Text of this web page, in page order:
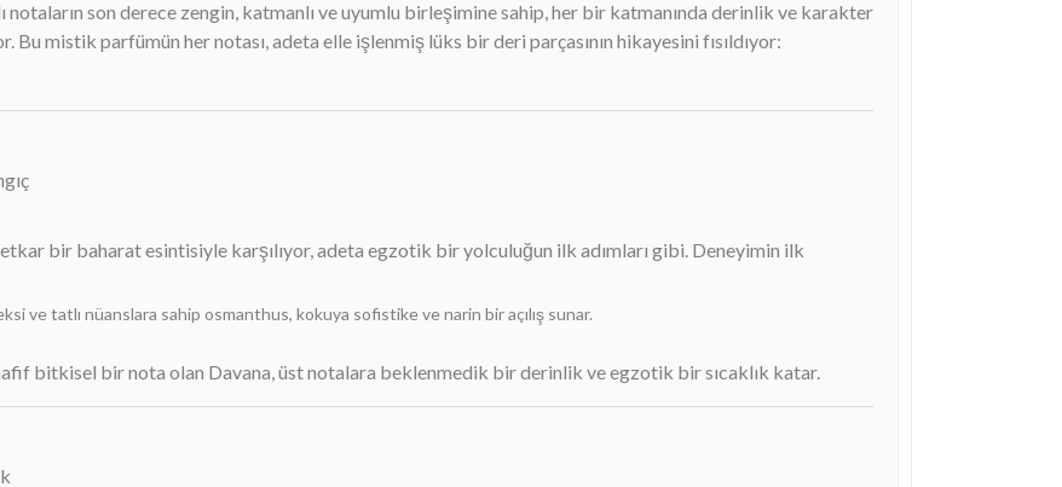
notaların son derece zengin, katmanlı ve uyumlu birleşimine sahip, her bir katmanında derinlik ve karakter
mistik parfümün her notası, adeta elle işlenmiş lüks bir deri parçasının hikayesini fısıldıyor:
bir baharat esintisiyle karşılıyor, adeta egzotik bir yolculuğun ilk adımları gibi. Deneyimin ilk
ve tatlı nüanslara sahip osmanthus, kokuya sofistike ve narin bir açılış sunar.
bitkisel bir nota olan Davana, üst notalara beklenmedik bir derinlik ve egzotik bir sıcaklık katar.